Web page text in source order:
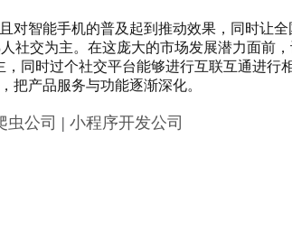
智能手机的普及起到推动效果，同时让
社交为主。在这庞大的市场发展潜力面前
同时过个社交平台能够进行互联互通进行
把产品服务与功能逐渐深化。
虫公司 | 小程序开发公司